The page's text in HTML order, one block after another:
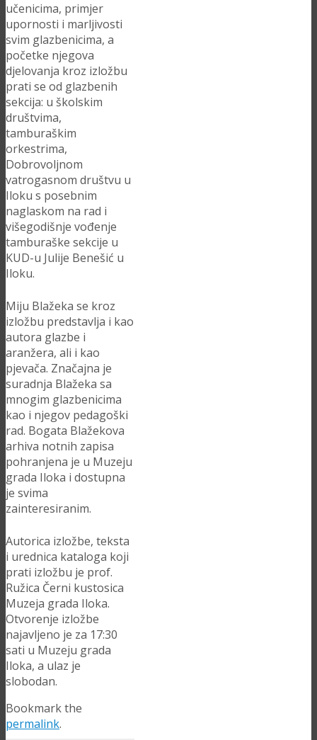
učenicima, primjer
upornosti i marljivosti
svim glazbenicima, a
početke njegova
djelovanja kroz izložbu
prati se od glazbenih
sekcija: u školskim
društvima,
tamburaškim
orkestrima,
Dobrovoljnom
vatrogasnom društvu u
Iloku s posebnim
naglaskom na rad i
višegodišnje vođenje
tamburaške sekcije u
KUD-u Julije Benešić u
Iloku.
Miju Blažeka se kroz
izložbu predstavlja i kao
autora glazbe i
aranžera, ali i kao
pjevača. Značajna je
suradnja Blažeka sa
mnogim glazbenicima
kao i njegov pedagoški
rad. Bogata Blažekova
arhiva notnih zapisa
pohranjena je u Muzeju
grada Iloka i dostupna
je svima
zainteresiranim.
Autorica izložbe, teksta
i urednica kataloga koji
prati izložbu je prof.
Ružica Černi kustosica
Muzeja grada Iloka.
Otvorenje izložbe
najavljeno je za 17:30
sati u Muzeju grada
Iloka, a ulaz je
slobodan.
Bookmark the
permalink.